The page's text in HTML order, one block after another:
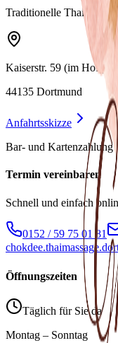
Traditionelle Thai-
Kaiserstr. 59 (im
44135 Dortmund
Anfahrtsskizze
Bar- und Kartenzahlung
Termin vereinbaren
Schnell und einfach
0152 / 59 75 01 81
Öffnungszeiten
Täglich für Sie da
Montag – Sonntag